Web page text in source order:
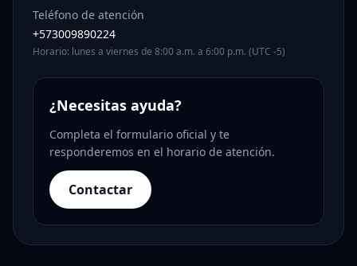
Teléfono de atención
+573009890224
Horario: lunes a viernes de 8:00 a.m. a 6:00 p.m. (UTC -5)
¿Necesitas ayuda?
Completa el formulario oficial y te
responderemos en el horario de atención.
Contactar